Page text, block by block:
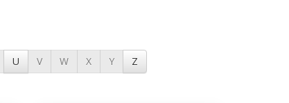
U V W X Y Z